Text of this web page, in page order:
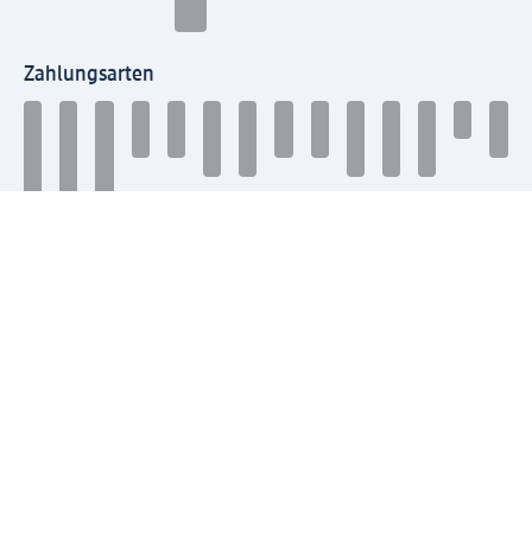
Zahlungsarten